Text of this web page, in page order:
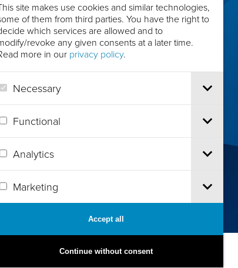
site makes use cookies and similar technologies,
of them from third parties. You have the right to
which services are allowed and to
revoke any given consents at a later time.
more in our privacy policy.
Necessary
Functional
Analytics
Marketing
Accept all
Continue without consent